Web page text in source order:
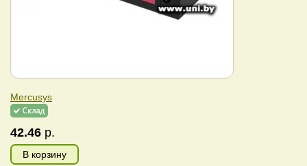
Mercusys
42.46 р.
В корзину